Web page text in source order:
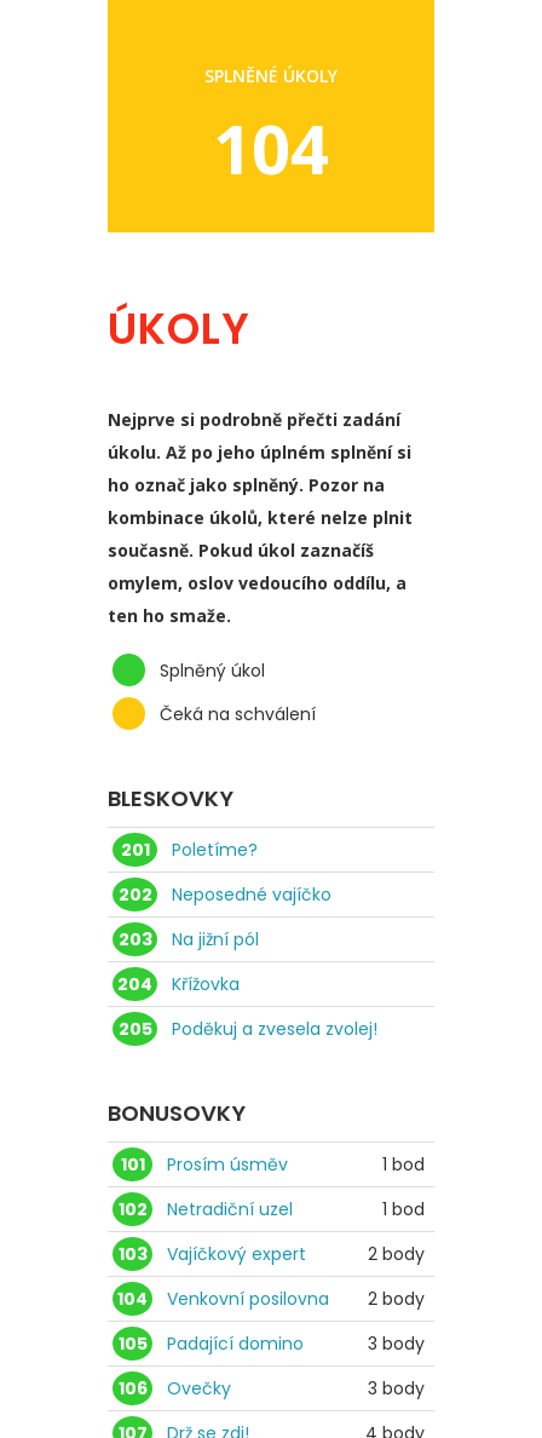
SPLNĚNÉ ÚKOLY
104
ÚKOLY
Nejprve si podrobně přečti zadání
úkolu. Až po jeho úplném splnění si
ho označ jako splněný. Pozor na
kombinace úkolů, které nelze plnit
současně. Pokud úkol zaznačíš
omylem, oslov vedoucího oddílu, a
ten ho smaže.
Splněný úkol
Čeká na schválení
BLESKOVKY
201
Poletíme?
202
Neposedné vajíčko
203
Na jižní pól
204
Křížovka
205
Poděkuj a zvesela zvolej!
BONUSOVKY
101 Prosím úsměv
1 bod
102
Netradiční uzel
1 bod
103
Vajíčkový expert
2 body
104
Venkovní posilovna
2 body
105
Padající domino
3 body
106
Ovečky
3 body